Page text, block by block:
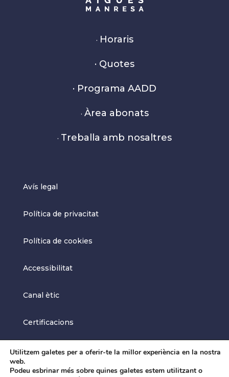
· Horaris
· Quotes
· Programa AADD
· Àrea abonats
· Treballa amb nosaltres
Avís legal
Política de privacitat
Política de cookies
Accessibilitat
Canal ètic
Certificacions
Aigües de Manresa, tots els drets reservats. Disseny per
Marco+Ibor
Utilitzem galetes per a oferir-te la millor experiència en la nostra
web.
Podeu esbrinar més sobre quines galetes estem utilitzant o